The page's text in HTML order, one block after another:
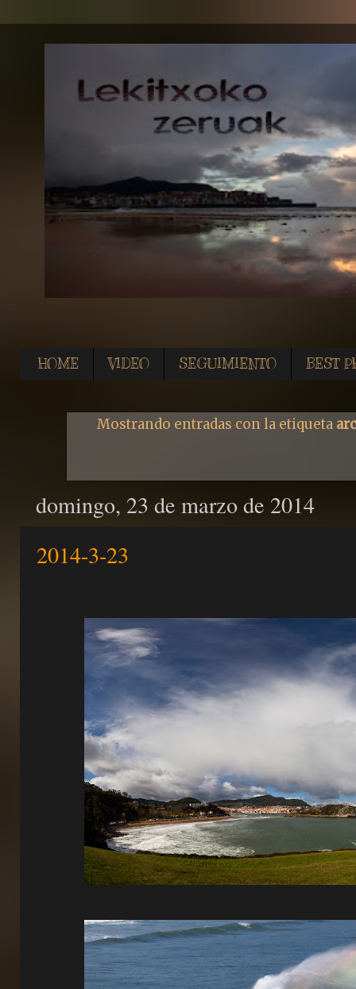
HOME VIDEO SEGUIMIENTO BEST
Mostrando entradas con la etiqueta
domingo, 23 de marzo de 2014
2014-3-23